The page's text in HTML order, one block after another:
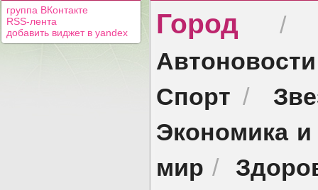
группа ВКонтакте
RSS-лента
добавить виджет в yandex
Город
Автоновости
Спорт /
Экономика
мир /